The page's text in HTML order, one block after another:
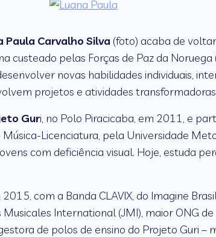
Paula Carvalho Silva (foto) acaba de
custeado pelas Forças de Paz da
novas habilidades individuais,
projetos e atividades
Guri, no Polo Piracicaba, em 2011, e
Licenciatura, pela Universidade
com deficiência visual. Hoje, estuda
com a Banda CLAVIX, do Imagine
Musicales International (JMI), maior ONG
de polos de ensino do Projeto Guri